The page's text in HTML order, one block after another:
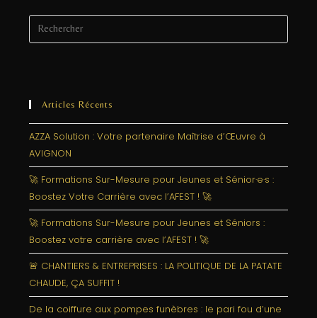
Articles Récents
AZZA Solution : Votre partenaire Maîtrise d’Œuvre à
AVIGNON
🚀 Formations Sur-Mesure pour Jeunes et Sénior·e·s :
Boostez Votre Carrière avec l’AFEST ! 🚀
🚀 Formations Sur-Mesure pour Jeunes et Séniors :
Boostez votre carrière avec l’AFEST ! 🚀
🚨 CHANTIERS & ENTREPRISES : LA POLITIQUE DE LA PATATE
CHAUDE, ÇA SUFFIT !
De la coiffure aux pompes funèbres : le pari fou d’une